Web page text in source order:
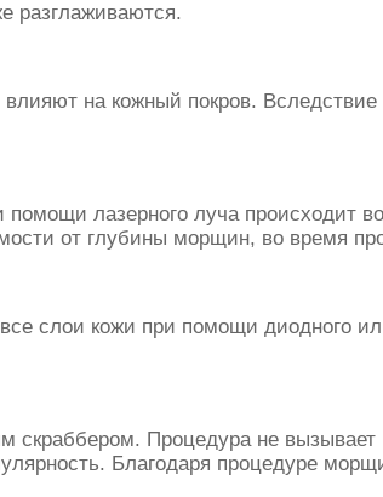
разглаживаются.
на кожный покров. Вследствие
лазерного луча происходит
от глубины морщин, во время
слои кожи при помощи диодного
скраббером. Процедура не
Благодаря процедуре